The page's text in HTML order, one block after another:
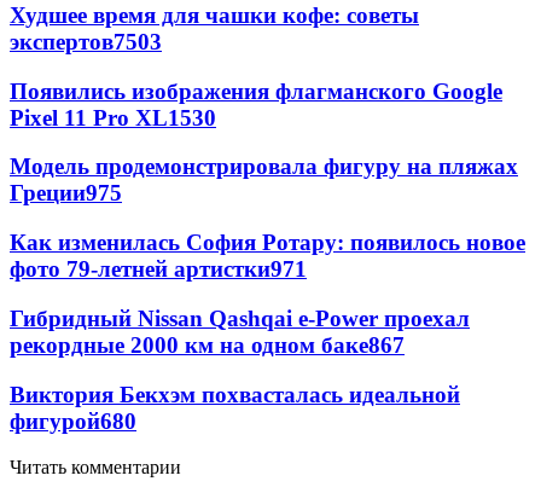
Худшее время для чашки кофе: советы
экспертов7503
Появились изображения флагманского Google
Pixel 11 Pro XL1530
Модель продемонстрировала фигуру на пляжах
Греции975
Как изменилась София Ротару: появилось новое
фото 79-летней артистки971
Гибридный Nissan Qashqai e-Power проехал
рекордные 2000 км на одном баке867
Виктория Бекхэм похвасталась идеальной
фигурой680
Читать комментарии